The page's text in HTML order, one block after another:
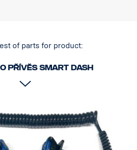
of parts for product:
přívěs smart dash